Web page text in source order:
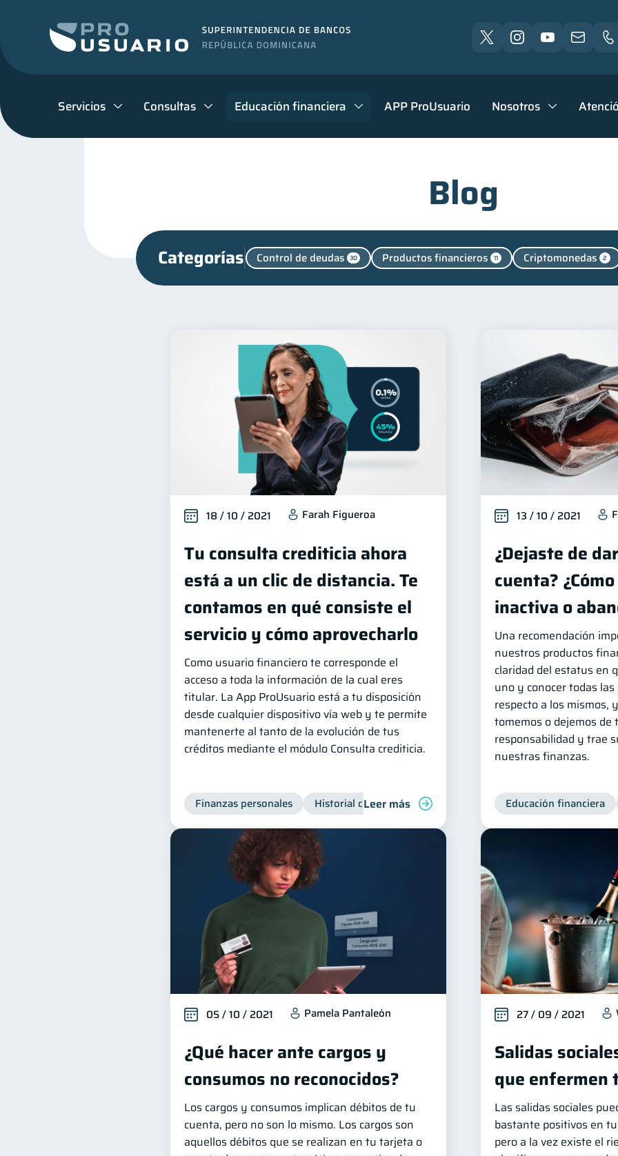
Servicios Consultas Educación financiera APP ProUsuario Nosotros
Blog
Categorías Control de deudas 30 Productos financieros 11 Criptomonedas 2
Organización Financiera 10 Deudas
6 Historial crediticio 6 Ciberseguridad Servicios
Superintendencia de Bancos Vacaciones 2 Cuenta Abandonada Inversiones
Finanzas Personales 1 Finanzas en Pareja Educación Financiera 1
1 ahorro Retiro 1 Gasto responsable 1
18 / 10 / 2021 Farah Figueroa
Tu consulta crediticia ahora
está a un clic de distancia. Te
contamos en qué consiste el
servicio y cómo aprovecharlo
Como usuario financiero te corresponde el
acceso a toda la información de la cual eres
titular. La App ProUsuario está a tu disposición
desde cualquier dispositivo vía web y te permite
mantenerte al tanto de la evolución de tus
créditos mediante el módulo Consulta crediticia.
Finanzas personales Historial crediticio Servicios Inclusión financiera
Leer más
13 / 10 / 2021
¿Dejaste de
cuenta?
inactiva o
Una recomendación
nuestros productos
claridad del estatus en
uno y conocer todas
respecto a los mismos,
tomemos o dejemos de
responsabilidad y trae
nuestras finanzas.
Educación financiera
05 / 10 / 2021 Pamela Pantaleón
¿Qué hacer ante cargos y
consumos no reconocidos?
Los cargos y consumos implican débitos de tu
cuenta, pero no son lo mismo. Los cargos son
aquellos débitos que se realizan en tu tarjeta o
27 / 09 / 2021
Salidas
que enfermen
Las salidas sociales
bastante positivos en
pero a la vez existe el